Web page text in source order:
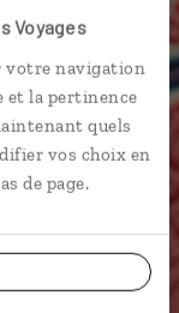
Voyages
votre navigation
et la pertinence
quels
vos choix en
de page.
avant,